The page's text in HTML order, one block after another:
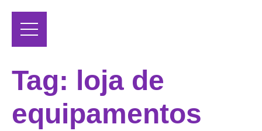
Tag:
loja de
equipamentos